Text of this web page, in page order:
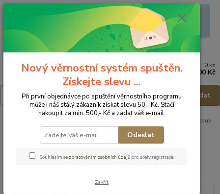
Menu
Hledat
0 ks
0,00 Kč
FARE BARE Dětská obuv
A5114211 - vel.25
FARE BARE Dětská obuv
A5114211 - vel.25
Nový věrnostní systém spuštěn.
Získejte slevu ...
Při první objednávce po spuštění věrnostního programu
může i náš stálý zákazník získat slevu 50,- Kč. Stačí
nakoupit za min. 500,- Kč a zadat váš e-mail.
Odeslat
Souhlasím se zpracováním osobních údajů pro účely registrace.
Zavřít